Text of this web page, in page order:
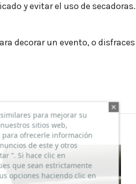
y evitar el uso de secadoras.
decorar un evento, o
para mejorar su
sitios web,
para ofrecerle información
de este y otros
”. Si hace clic en
que sean estrictamente
opciones haciendo clic en